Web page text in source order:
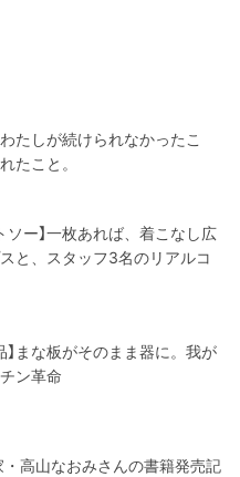
わたしが続けられなかったこ
たこと。
ソー】一枚あれば、着こなし広
と、スタッフ3名のリアルコ
】まな板がそのまま器に。我が
ン革命
・高山なおみさんの書籍発売記